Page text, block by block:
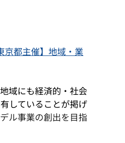
京都主催】地域・業
域にも経済的・社会
していることが掲げ
ル事業の創出を目指